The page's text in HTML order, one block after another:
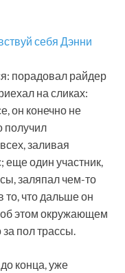
порадовал райдер
на сликах:
он конечно не
получил
заливая
еще один участник,
заляпал чем-то
то, что дальше он
об этом окружающем
пол трассы.
конца, уже